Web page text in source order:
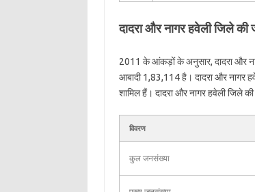
दादरा और नागर हवेली
2011 के आंकड़ों के अनुसार, दादरा और
आबादी 1,83,114 है। दादरा और नागर
शामिल हैं। दादरा और नागर हवेली जिले
विवरण
कुल जनसंख्या